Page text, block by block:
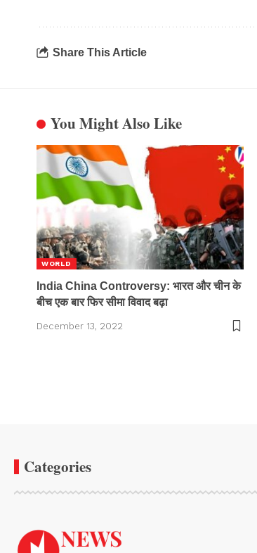
Share This Article
You Might Also Like
WORLD
India China Controversy: भारत और चीन के
बीच एक बार फिर सीमा विवाद बढ़ा
December 13, 2022
Categories